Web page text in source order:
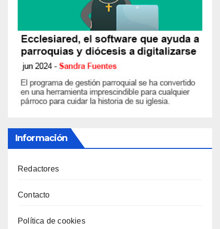
Información
Redactores
Contacto
Política de cookies